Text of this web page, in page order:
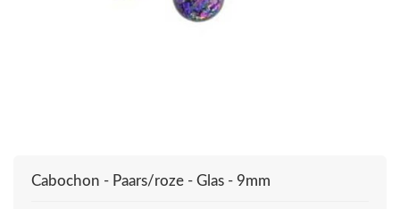
Cabochon - Paars/roze - Glas - 9mm